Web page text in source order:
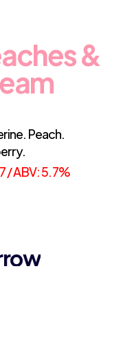
&
Peach.
/ ABV: 5.7%